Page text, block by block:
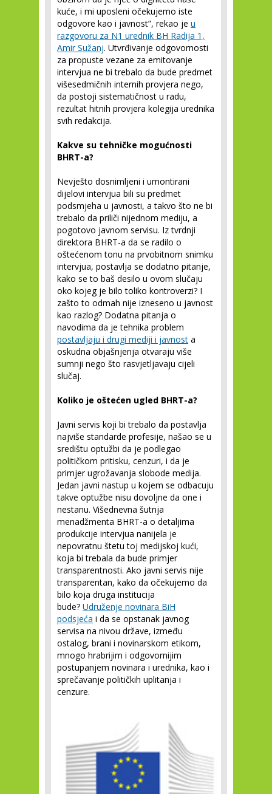
kuće, i mi uposleni očekujemo iste
odgovore kao i javnost”, rekao je u
razgovoru za N1 urednik BH Radija 1,
Amir Sužanj. Utvrđivanje odgovornosti
za propuste vezane za emitovanje
intervjua ne bi trebalo da bude predmet
višesedmičnih internih provjera nego,
da postoji sistematičnost u radu,
rezultat hitnih provjera kolegija urednika
svih redakcija.
Kakve su tehničke mogućnosti
BHRT-a?
Nevješto dosnimljeni i umontirani
dijelovi intervjua bili su predmet
podsmjeha u javnosti, a takvo što ne bi
trebalo da priliči nijednom mediju, a
pogotovo javnom servisu. Iz tvrdnji
direktora BHRT-a da se radilo o
oštećenom tonu na prvobitnom snimku
intervjua, postavlja se dodatno pitanje,
kako se to baš desilo u ovom slučaju
oko kojeg je bilo toliko kontroverzi? I
zašto to odmah nije izneseno u javnost
kao razlog? Dodatna pitanja o
navodima da je tehnika problem
postavljaju i drugi mediji i javnost a
oskudna objašnjenja otvaraju više
sumnji nego što rasvjetljavaju cijeli
slučaj.
Koliko je oštećen ugled BHRT-a?
Javni servis koji bi trebalo da postavlja
najviše standarde profesije, našao se u
središtu optužbi da je podlegao
političkom pritisku, cenzuri, i da je
primjer ugrožavanja slobode medija.
Jedan javni nastup u kojem se odbacuju
takve optužbe nisu dovoljne da one i
nestanu. Višednevna šutnja
menadžmenta BHRT-a o detaljima
produkcije intervjua nanijela je
nepovratnu štetu toj medijskoj kući,
koja bi trebala da bude primjer
transparentnosti. Ako javni servis nije
transparentan, kako da očekujemo da
bilo koja druga institucija
bude? Udruženje novinara BiH
podsjeća i da se opstanak javnog
servisa na nivou države, između
ostalog, brani i novinarskom etikom,
mnogo hrabrijim i odgovornijim
postupanjem novinara i urednika, kao i
sprečavanje političkih uplitanja i
cenzure.